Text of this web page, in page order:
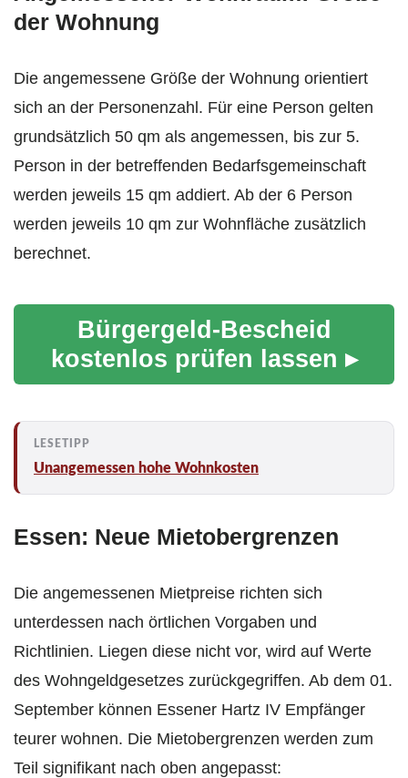
der Wohnung
Die angemessene Größe der Wohnung orientiert
sich an der Personenzahl. Für eine Person gelten
grundsätzlich 50 qm als angemessen, bis zur 5.
Person in der betreffenden Bedarfsgemeinschaft
werden jeweils 15 qm addiert. Ab der 6 Person
werden jeweils 10 qm zur Wohnfläche zusätzlich
berechnet.
Bürgergeld-Bescheid
kostenlos prüfen lassen ▸
Unangemessen hohe Wohnkosten
Essen: Neue Mietobergrenzen
Die angemessenen Mietpreise richten sich
unterdessen nach örtlichen Vorgaben und
Richtlinien. Liegen diese nicht vor, wird auf Werte
des Wohngeldgesetzes zurückgegriffen. Ab dem 01.
September können Essener Hartz IV Empfänger
teurer wohnen. Die Mietobergrenzen werden zum
Teil signifikant nach oben angepasst: